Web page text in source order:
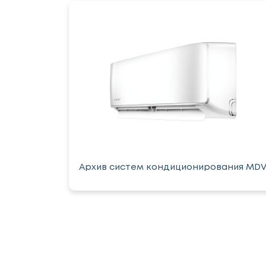
Архив систем кондиционирования MDV